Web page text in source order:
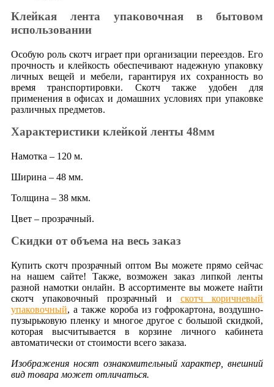
Клейкая лента упаковочная в бытовом
использовании
Особую роль скотч играет при организации переездов. Его
прочность и клейкость обеспечивают надежную упаковку
личных вещей и мебели, гарантируя их сохранность во
время транспортировки. Скотч также удобен для
применения в офисах и домашних условиях при упаковке
различных предметов.
Характеристики клейкой ленты 48мм
Намотка – 120 м.
Ширина – 48 мм.
Толщина – 38 мкм.
Цвет – прозрачный.
Скидки от объема на весь заказ
Купить скотч прозрачный оптом Вы можете прямо сейчас
на нашем сайте! Также, возможен заказ липкой ленты
разной намотки онлайн. В ассортименте вы можете найти
скотч упаковочный прозрачный и скотч коричневый
упаковочный, а также короба из гофрокартона, воздушно-
пузырьковую пленку и многое другое с большой скидкой,
которая высчитывается в корзине личного кабинета
автоматически от стоимости всего заказа.
Изображения носят ознакомительный характер, внешний
вид товара может отличаться.